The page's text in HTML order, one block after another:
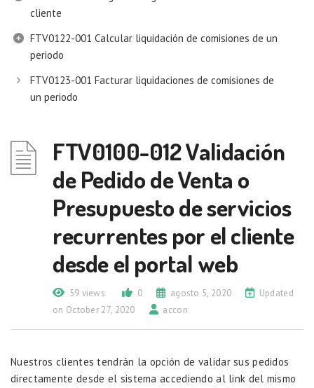
cliente
FTV0122-001 Calcular liquidación de comisiones de un
periodo
FTV0123-001 Facturar liquidaciones de comisiones de
un periodo
FTV0100-012 Validación
de Pedido de Venta o
Presupuesto de servicios
recurrentes por el cliente
desde el portal web
59 views 0 agosto 5, 2020
Updated
on October 27, 2020
accon
Nuestros clientes tendrán la opción de validar sus pedidos
directamente desde el sistema accediendo al link del mismo